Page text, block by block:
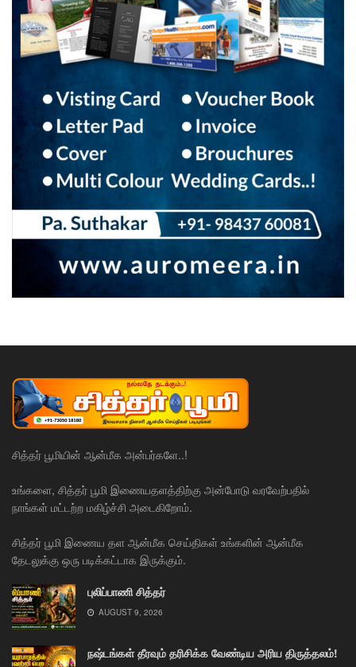
சித்தர் பூமியின் ஆன்மீக அன்பர்களே..!
உங்களை, சித்தர் பூமி இணையதளத்திற்கு அன்போடு வரவேற்பதில்
நாங்கள் மட்டற்ற மகிழ்ச்சி அடைகிறோம்.
சித்தர் பூமி இணைய தள ஆன்மீக செய்திகள் உங்களின் ஆன்மீக
தேடலுக்கு ஒரு படிக்கட்டாக இருக்கும்.
புலிப்பாணி சித்தர்
AUGUST 9, 2026
நஷ்டங்கள் தீரவும் தரிசிக்க வேண்டிய அரிய திருத்தலம்!